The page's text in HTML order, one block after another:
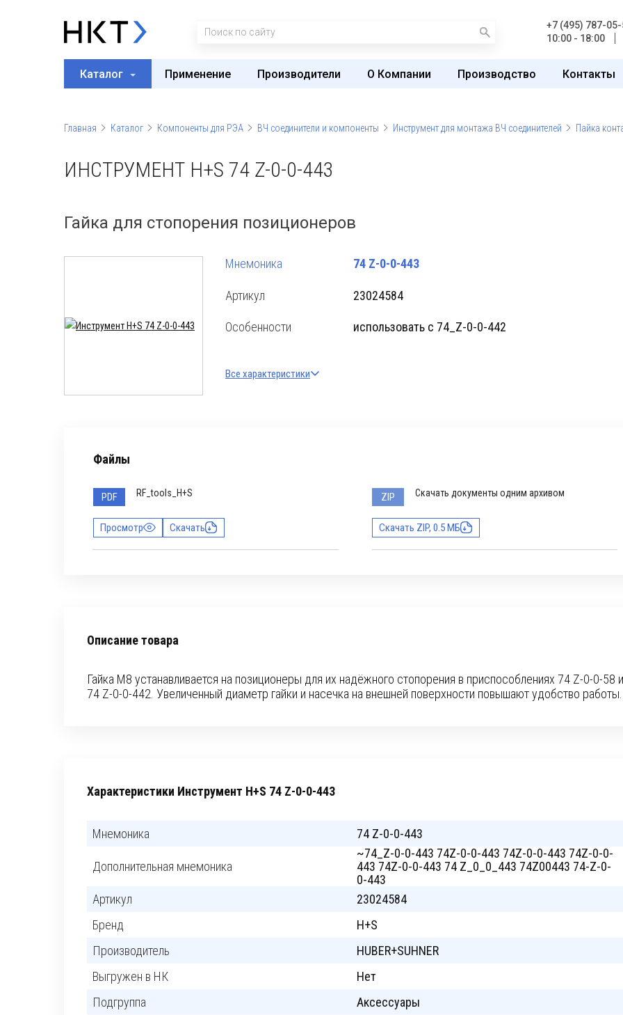
+7 (495) 787-
10:00 - 18:00
Каталог Применение Производители О Компании Производство Контакты
Главная Каталог Компоненты для РЭА ВЧ соединители и компоненты Инструмент для монтажа ВЧ соединителей Пайка
ИНСТРУМЕНТ H+S 74 Z-0-0-443
Гайка для стопорения позиционеров
Мнемоника 74 Z-0-0-443
Артикул 23024584
Особенности использовать с 74_Z-0-0-442
Все характеристики
Файлы
PDF RF_tools_H+S
Просмотр Скачать
ZIP Скачать документы одним архивом
Скачать ZIP, 0.5 МБ
Описание товара
Гайка М8 устанавливается на позиционеры для их надёжного стопорения в приспособлениях 74 Z-0-0-58 и
74 Z-0-0-442. Увеличенный диаметр гайки и насечка на внешней поверхности повышают удобство работы.
Характеристики Инструмент H+S 74 Z-0-0-443
Мнемоника 74 Z-0-0-443
Дополнительная мнемоника
~74_Z-0-0-443 74Z-0-0-443 74Z-0-0-443 74Z-0-0-
443 74Z-0-0-443 74 Z_0_0_443 74Z00443 74-Z-0-
0-443
Артикул
23024584
Бренд
H+S
Производитель
HUBER+SUHNER
Выгружен в НК
Нет
Подгруппа
Аксессуары